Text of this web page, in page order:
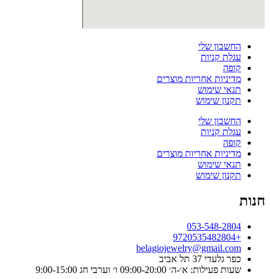
החשבון שלי
עגלת קניות
קופה
מדיניות אחריות מוצרים
תנאי שימוש
תקנון שימוש
החשבון שלי
עגלת קניות
קופה
מדיניות אחריות מוצרים
תנאי שימוש
תקנון שימוש
חנות
053-548-2804
+9720535482804
belagiojewelry@gmail.com
כפר גלעדי 37 תל אביב
שעות פעילות: א׳-ה׳ 09:00-20:00 ו׳ וערבי חג 9:00-15:00